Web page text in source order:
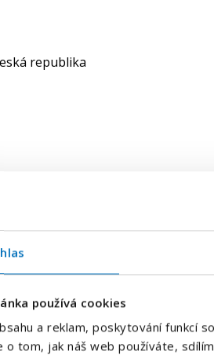
používá cookies
a reklam, poskytování funkcí
o tom, jak náš web používáte,
republika
s použitím buď ženského nebo
co největší srozumitelnosti textu.
vůči zájemcům a
+420